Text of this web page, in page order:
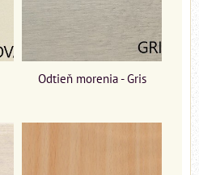
Odtieň morenia - Gris